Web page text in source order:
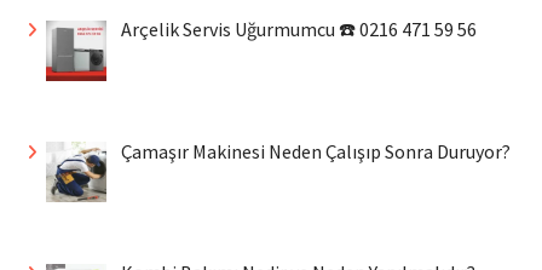
Arçelik Servis Uğurmumcu ☎️ 0216 471 59 56
Çamaşır Makinesi Neden Çalışıp Sonra Duruyor?